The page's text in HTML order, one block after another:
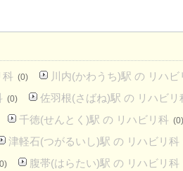
科 (0) 川内(かわうち)駅 の リハビ
(0) 佐羽根(さばね)駅 の リハビリ
千徳(せんとく)駅 の リハビリ科 (0)
津軽石(つがるいし)駅 の リハビリ科
腹帯(はらたい)駅 の リハビリ科